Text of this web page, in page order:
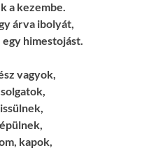
a kezembe.
árva ibolyát,
himestojást.
vagyok,
kapok,